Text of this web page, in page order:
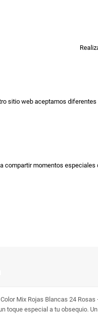
sitio web aceptamos
compartir momentos
Mix Rojas Blancas 24
toque especial a tu obsequio.